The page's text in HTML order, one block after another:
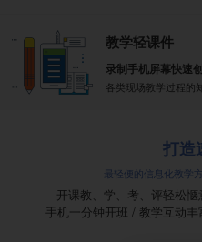
教学轻课件
录制手机屏幕快速
各类现场教学过程的
打造
最轻便的信息化教学
开课教、学、考、评轻松
手机一分钟开班 / 教学互动